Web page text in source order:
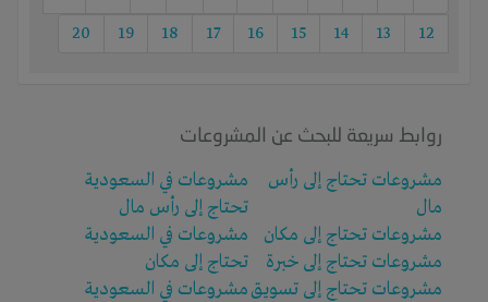
12
13
14
15
16
17
18
19
20
روابط سريعة للبحث عن المشروعات
مشروعات تحتاج إلى رأس
مال
مشروعات تحتاج إلى مكان
مشروعات تحتاج إلى خبرة
مشروعات تحتاج إلى تسويق
مشروعات في السعودية
تحتاج إلى رأس مال
مشروعات في السعودية
تحتاج إلى مكان
مشروعات في السعودية